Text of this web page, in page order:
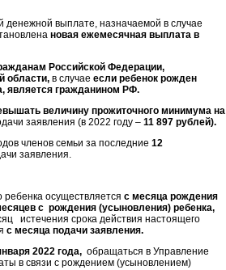
выплате, назначаемой в случае
новая ежемесячная выплата в
Российской Федерации,
области, в случае если ребенок рожден
является гражданином РФ.
величину прожиточного минимума на
заявления (в 2022 году – 11 897 рублей).
членов семьи за последние 12
заявления.
осуществляется с месяца рождения
с рождения (усыновления) ребенка,
истечения срока действия настоящего
с месяца подачи заявления.
2022 года, обращаться в Управление
в связи с рождением (усыновлением)